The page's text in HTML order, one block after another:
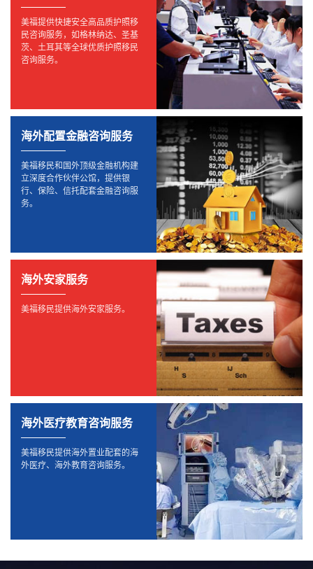
美福提供快捷安全高品质护照移
民咨询服务，如格林纳达、圣基
茨、土耳其等全球优质护照移民
咨询服务。
海外配置金融咨询服务
美福移民和国外顶级金融机构建
立深度合作伙伴公馆，提供银
行、保险、信托配套金融咨询服
务。
海外安家服务
美福移民提供海外安家服务。
海外医疗教育咨询服务
美福移民提供海外置业配套的海
外医疗、海外教育咨询服务。